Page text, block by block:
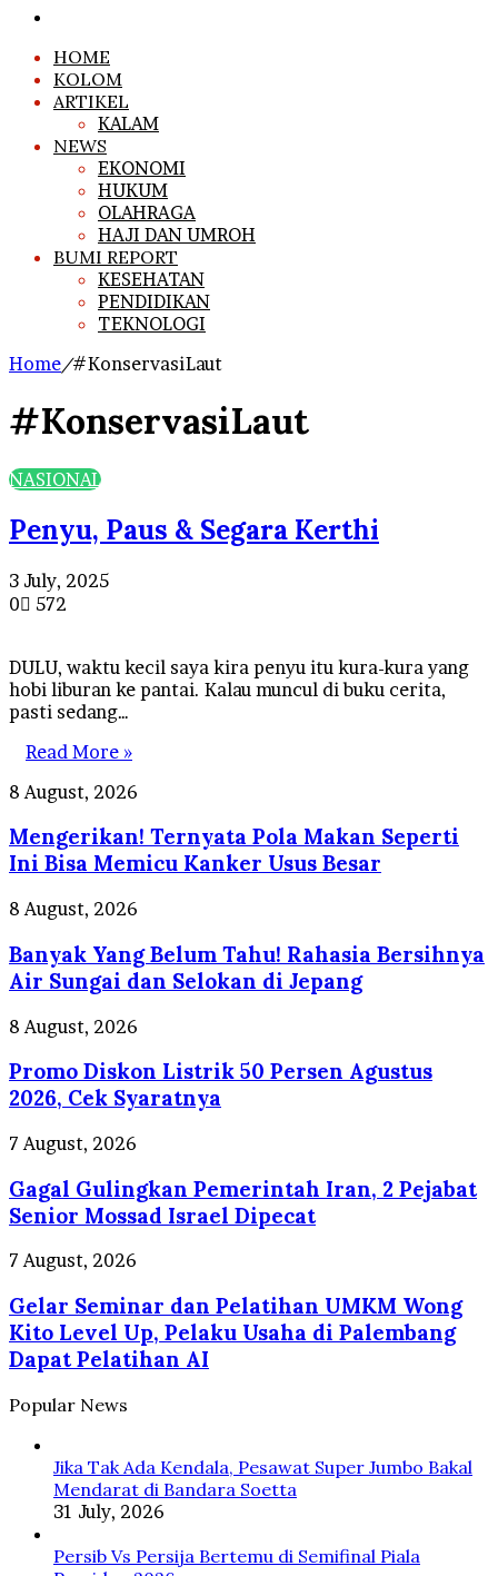
HOME
KOLOM
ARTIKEL
KALAM
NEWS
EKONOMI
HUKUM
OLAHRAGA
HAJI DAN UMROH
BUMI REPORT
KESEHATAN
PENDIDIKAN
TEKNOLOGI
Home/#KonservasiLaut
#KonservasiLaut
NASIONAL
Penyu, Paus & Segara Kerthi
3 July, 2025
0
572
DULU, waktu kecil saya kira penyu itu kura-kura yang
hobi liburan ke pantai. Kalau muncul di buku cerita,
pasti sedang…
Read More »
Mengerikan!
Pola
Makan
Seperti
Ini
Memicu
Kanker
Usus
8 August, 2026
Mengerikan! Ternyata Pola Makan Seperti
Ini Bisa Memicu Kanker Usus Besar
Banyak
Belum
Tahu!
Rahasia
Bersihnya
Sungai
dan
Selokan
Jepang
8 August, 2026
Banyak Yang Belum Tahu! Rahasia Bersihnya
Air Sungai dan Selokan di Jepang
Promo
Listrik
50
Persen
Agustus
2026,
Cek
Syaratnya
8 August, 2026
Promo Diskon Listrik 50 Persen Agustus
2026, Cek Syaratnya
Gagal
Pemerintah
Iran,
2
Pejabat
Senior
Mossad
Israel
Dipecat
7 August, 2026
Gagal Gulingkan Pemerintah Iran, 2 Pejabat
Senior Mossad Israel Dipecat
Gelar
dan
Pelatihan
UMKM
Wong
Level
Pelaku
Usaha
Dapat
Pelatihan
7 August, 2026
Gelar Seminar dan Pelatihan UMKM Wong
Kito Level Up, Pelaku Usaha di Palembang
Dapat Pelatihan AI
Popular News
Jika Tak Ada Kendala, Pesawat Super Jumbo Bakal
Mendarat di Bandara Soetta
31 July, 2026
Persib Vs Persija Bertemu di Semifinal Piala